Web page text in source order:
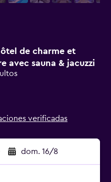
de charme et
avec sauna & jacuzzi
verificadas
dom. 16/8